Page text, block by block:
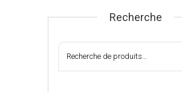
Recherche